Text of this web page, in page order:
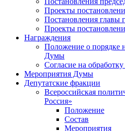
Проекты
Постановления главы
Проекты
Награждения
Положение о порядке
Думы
Согласие на
Мероприятия Думы
Депутатские фракции
Всероссийская
Россия»
Положение
Состав
Мероприятия